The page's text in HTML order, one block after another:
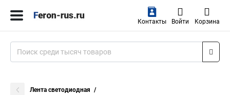
Контакты Войти Корзина
Лента светодиодная